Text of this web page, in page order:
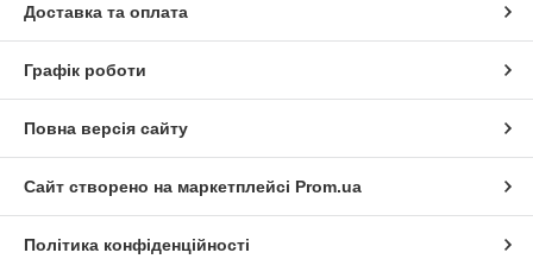
Доставка та оплата
Графік роботи
Повна версія сайту
Сайт створено на маркетплейсі Prom.ua
Політика конфіденційності